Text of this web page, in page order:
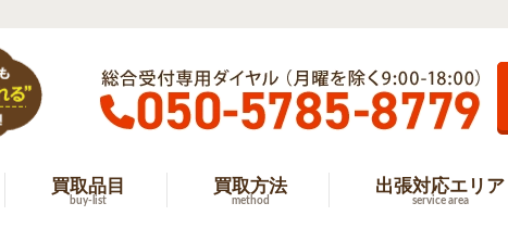
買取品目
buy-list
買取方法
method
出張対応エリア
service area